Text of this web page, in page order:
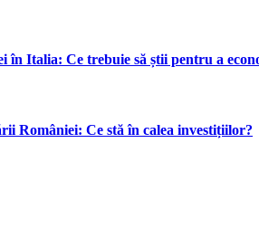
în Italia: Ce trebuie să știi pentru a
României: Ce stă în calea investițiilor?